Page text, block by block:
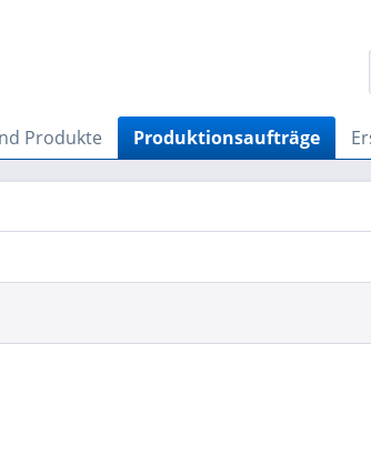
Produkte Produktionsaufträge